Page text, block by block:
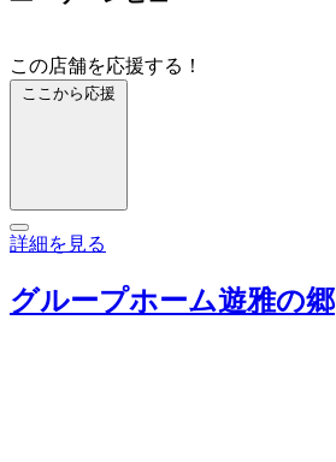
この店舗を応援する！
ここから応援
詳細を見る
グループホーム遊雅の郷